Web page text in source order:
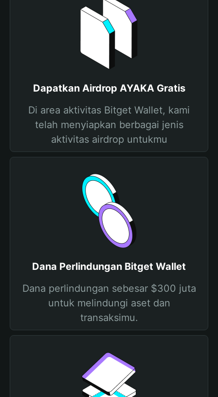
Dapatkan Airdrop AYAKA Gratis
Di area aktivitas Bitget Wallet, kami
telah menyiapkan berbagai jenis
aktivitas airdrop untukmu
Dana Perlindungan Bitget Wallet
Dana perlindungan sebesar $300 juta
untuk melindungi aset dan
transaksimu.